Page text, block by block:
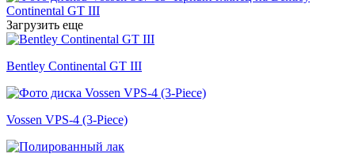
Загрузить еще
Bentley Continental GT III
Vossen VPS-4 (3-Piece)